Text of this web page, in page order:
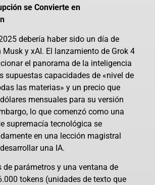
se Convierte en
debería haber sido un día de
y xAI. El lanzamiento de Grok 4
el panorama de la inteligencia
supuestas capacidades de «nivel de
las materias» y un precio que
mensuales para su versión
lo que comenzó como una
supremacía tecnológica se
en una lección magistral
una IA.
de parámetros y una ventana de
tokens (unidades de texto que